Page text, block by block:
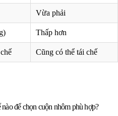
Vừa phải
Thấp hơn
Cũng có thể tái chế
để chọn cuộn nhôm phù hợp?